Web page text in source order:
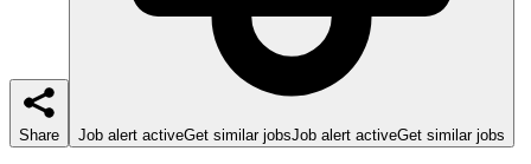
Share Job alert activeGet similar jobsJob alert activeGet similar jobs